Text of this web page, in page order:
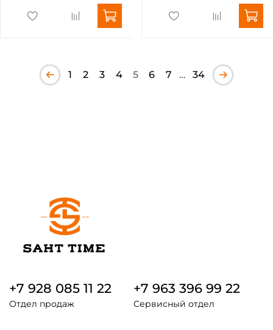
1 2 3 4 5 6 7 … 34
+7 928 085 11 22
Отдел продаж
+7 963 396 99 22
Сервисный отдел